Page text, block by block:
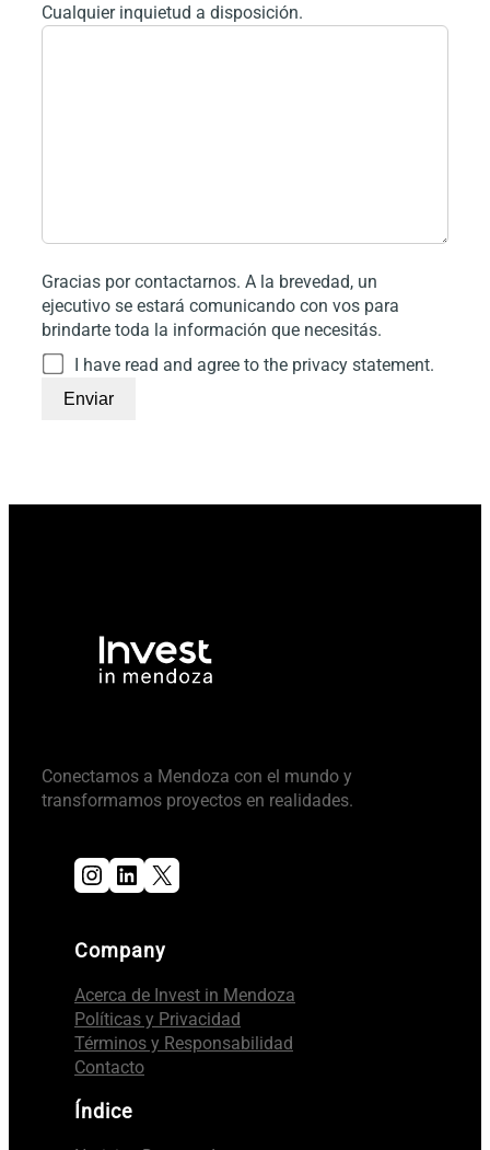
Cualquier inquietud a disposición.
Gracias por contactarnos. A la brevedad, un
ejecutivo se estará comunicando con vos para
brindarte toda la información que necesitás.
I have read and agree to the privacy statement.
Enviar
Conectamos a Mendoza con el mundo y
transformamos proyectos en realidades.
Instagram LinkedIn X
Company
Acerca de Invest in Mendoza
Políticas y Privacidad
Términos y Responsabilidad
Contacto
Índice